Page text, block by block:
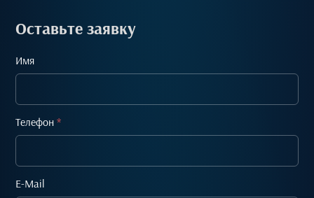
Оставьте заявку
Имя
Телефон *
E-Mail